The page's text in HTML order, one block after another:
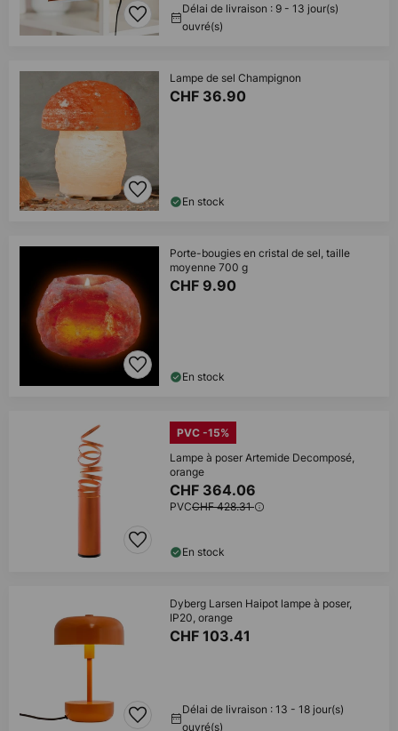
Délai de livraison : 9 - 13 jour(s)
ouvré(s)
Lampe de sel Champignon
CHF 36.90
En stock
Porte-bougies en cristal de sel, taille
moyenne 700 g
CHF 9.90
En stock
PVC -15%
Lampe à poser Artemide Decomposé,
orange
CHF 364.06
PVCCHF 428.31
En stock
Dyberg Larsen Haipot lampe à poser,
IP20, orange
CHF 103.41
Délai de livraison : 13 - 18 jour(s)
ouvré(s)